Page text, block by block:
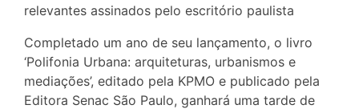
relevantes assinados pelo escritório paulista
Completado um ano de seu lançamento, o livro
‘Polifonia Urbana: arquiteturas, urbanismos e
mediações’, editado pela KPMO e publicado pela
Editora Senac São Paulo, ganhará uma tarde de